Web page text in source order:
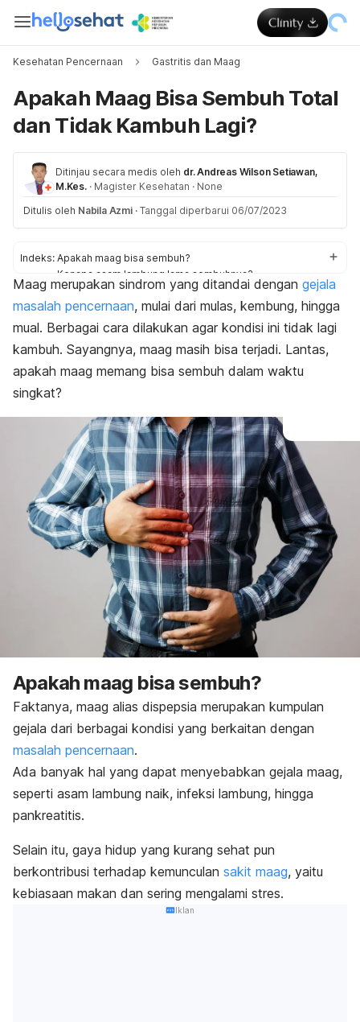
Kesehatan Pencernaan Gastritis dan Maag
Apakah Maag Bisa Sembuh Total
dan Tidak Kambuh Lagi?
Ditinjau secara medis oleh dr. Andreas Wilson Setiawan,
M.Kes. · Magister Kesehatan · None
Ditulis oleh Nabila Azmi · Tanggal diperbarui 06/07/2023
Indeks: Apakah maag bisa sembuh?
Kenapa asam lambung lama sembuhnya?
Cara agar maag bisa sembuh
Maag merupakan sindrom yang ditandai dengan gejala
masalah pencernaan, mulai dari mulas, kembung, hingga
mual. Berbagai cara dilakukan agar kondisi ini tidak lagi
kambuh. Sayangnya, maag masih bisa terjadi. Lantas,
apakah maag memang bisa sembuh dalam waktu
singkat?
Apakah maag bisa sembuh?
Faktanya, maag alias dispepsia merupakan kumpulan
gejala dari berbagai kondisi yang berkaitan dengan
masalah pencernaan.
Ada banyak hal yang dapat menyebabkan gejala maag,
seperti asam lambung naik, infeksi lambung, hingga
pankreatitis.
Selain itu, gaya hidup yang kurang sehat pun
berkontribusi terhadap kemunculan sakit maag, yaitu
kebiasaan makan dan sering mengalami stres.
Iklan